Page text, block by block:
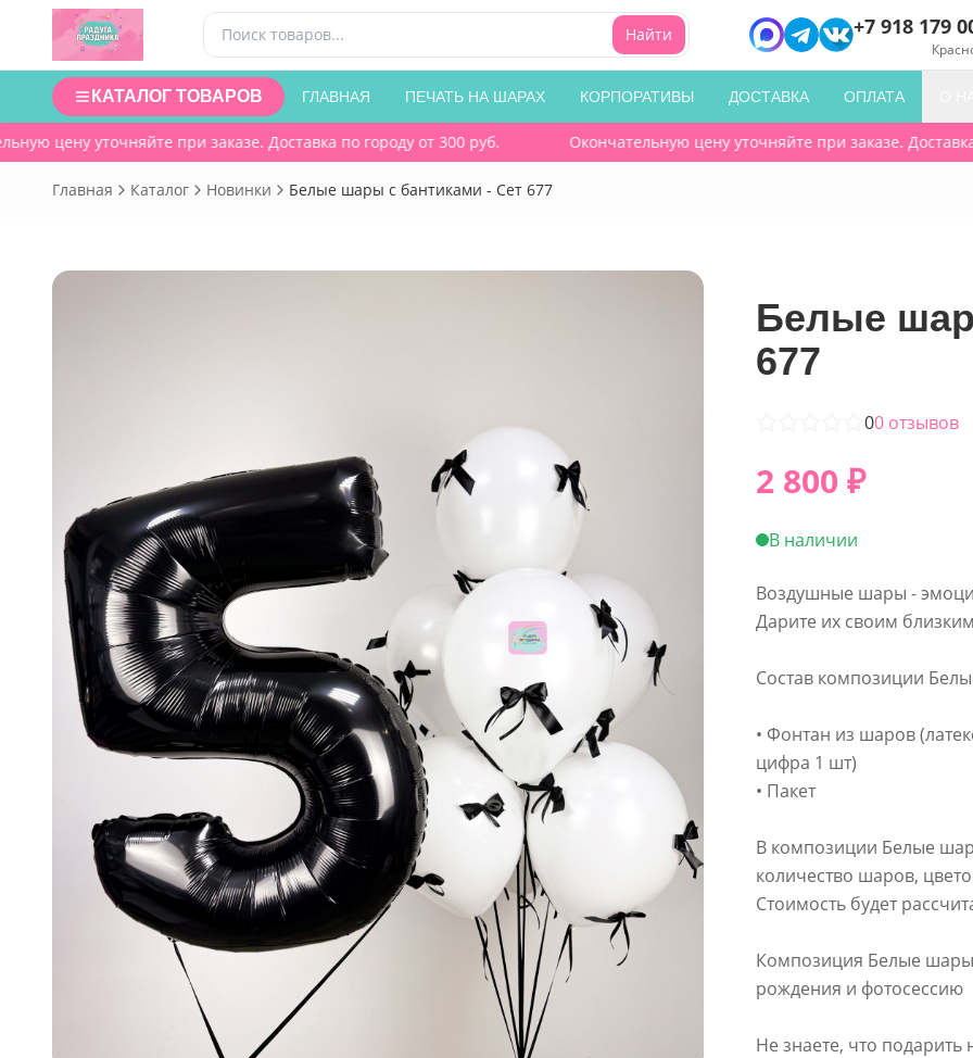
Найти +7 918 179
КАТАЛОГ ТОВАРОВ ГЛАВНАЯ ПЕЧАТЬ НА ШАРАХ КОРПОРАТИВЫ ДОСТАВКА ОПЛАТА
цену уточняйте при заказе. Доставка по городу от 300 руб. Окончательную цену уточняйте при заказе. Доставка
Главная Каталог Новинки Белые шары с бантиками - Сет 677
Белые
677
00 отзывов
2 800 ₽
В наличии
Воздушные шары -
Дарите их своим близким
Состав композиции
• Фонтан из шаров
цифра 1 шт)
• Пакет
В композиции Белые
количество шаров,
Стоимость будет
Композиция Белые шары
рождения и фотосессию
Не знаете, что